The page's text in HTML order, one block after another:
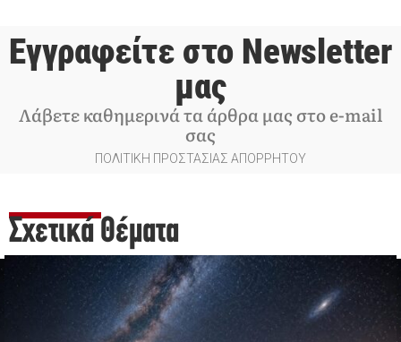
Εγγραφείτε στο Newsletter
μας
Λάβετε καθημερινά τα άρθρα μας στο e-mail
σας
ΠΟΛΙΤΙΚΗ ΠΡΟΣΤΑΣΙΑΣ ΑΠΟΡΡΗΤΟΥ
Σχετικά Θέματα